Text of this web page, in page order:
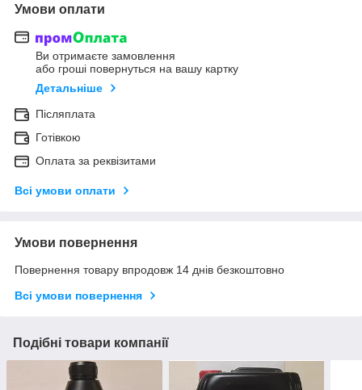
Умови оплати
Ви отримаєте замовлення
або гроші повернуться на вашу картку
Детальніше
Післяплата
Готівкою
Оплата за реквізитами
Всі умови оплати
Умови повернення
Повернення товару впродовж 14 днів безкоштовно
Всі умови повернення
Подібні товари компанії